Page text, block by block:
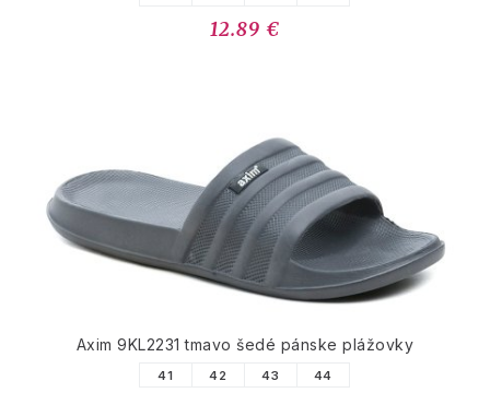
12.89 €
Axim 9KL2231 tmavo šedé pánske plážovky
41 42 43 44